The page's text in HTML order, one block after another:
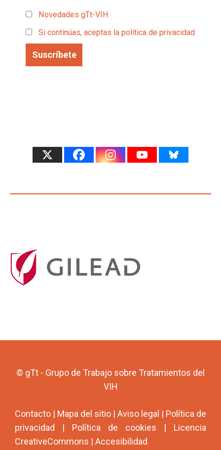
Novedades gTt-VIH
Si continúas, aceptas la política de privacidad
© gTt - Grupo de Trabajo sobre Tratamientos del
VIH
Contacto | Mapa del sitio | Aviso legal | Política de
privacidad | Política de cookies | Licencia
CreativeCommons | Accesibilidad